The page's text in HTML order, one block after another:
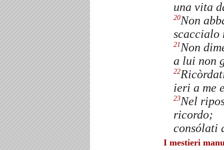
una vita
20Non
scaccialo
21 Non
a lui non
22
ieri a me
23Nel
ricordo;
consólati
I mestieri